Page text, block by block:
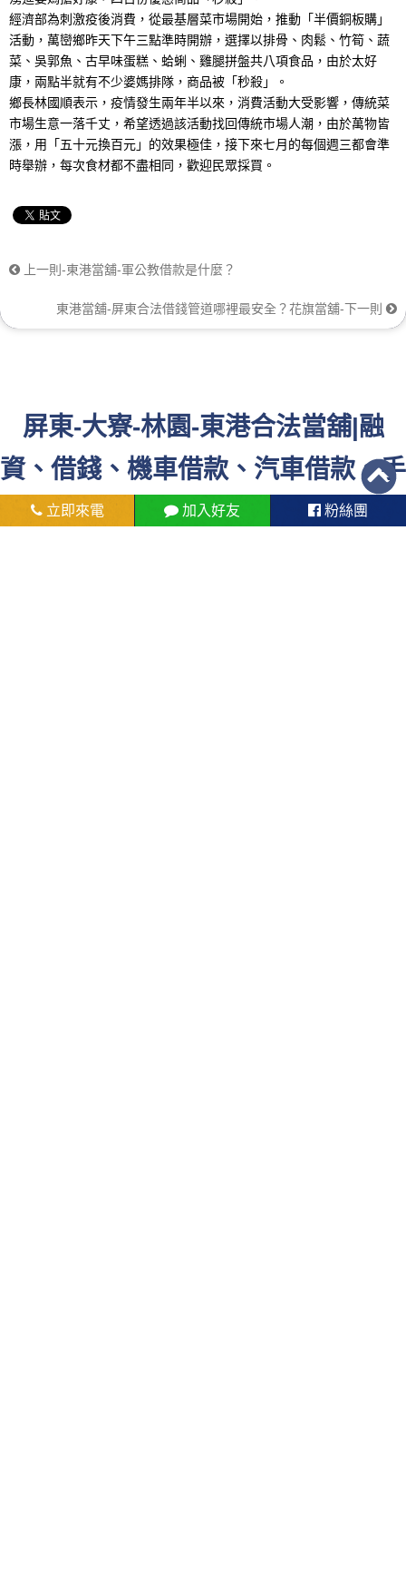
經濟部為刺激疫後消費，從最基層菜市場開始，推動「半價銅板購」
活動，萬巒鄉昨天下午三點準時開辦，選擇以排骨、肉鬆、竹筍、蔬
菜、吳郭魚、古早味蛋糕、蛤蜊、雞腿拼盤共八項食品，由於太好
康，兩點半就有不少婆媽排隊，商品被「秒殺」。
鄉長林國順表示，疫情發生兩年半以來，消費活動大受影響，傳統菜
市場生意一落千丈，希望透過該活動找回傳統市場人潮，由於萬物皆
漲，用「五十元換百元」的效果極佳，接下來七月的每個週三都會準
時舉辦，每次食材都不盡相同，歡迎民眾採買。
上一則-東港當舖-軍公教借款是什麼？
東港當舖-屏東合法借錢管道哪裡最安全？花旗當舖-下一則
屏東-大寮-林園-東港合法當舖|融
資、借錢、機車借款、汽車借款、手
機借款
立即來電 加入好友 粉絲團